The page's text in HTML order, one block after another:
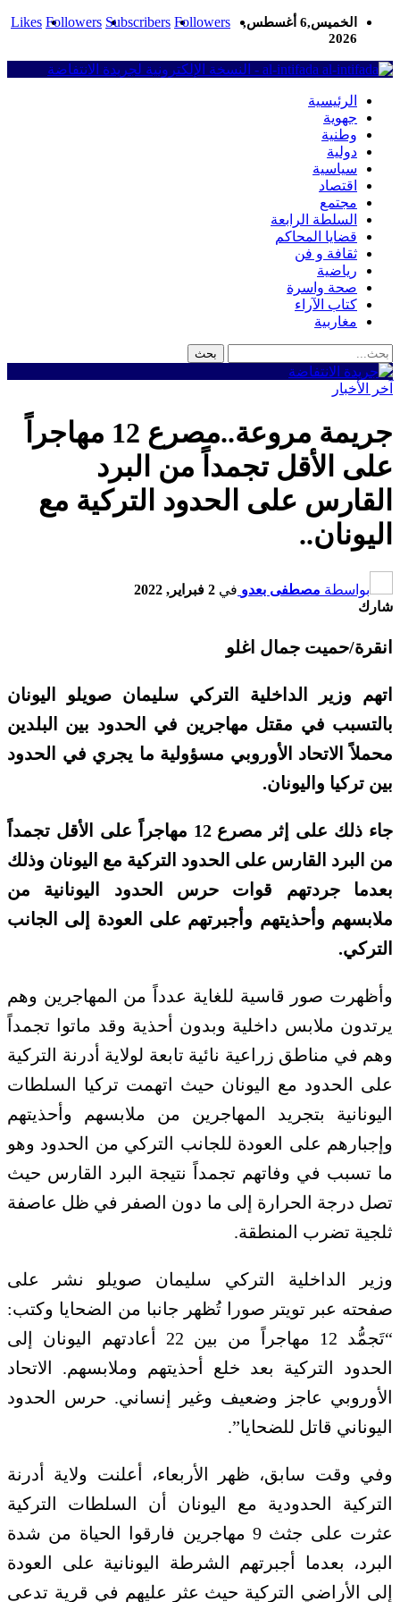
Likes Followers Subscribers Followers
الخميس,6 أغسطس,
2026
al-intifada - النسخة الإلكترونية لجريدة الانتفاضة
الرئيسية
جهوية
وطنية
دولية
سياسية
اقتصاد
مجتمع
السلطة الرابعة
قضايا المحاكم
ثقافة و فن
رياضية
صحة واسرة
كتاب الآراء
مغاربية
آخر الأخبار
جريمة مروعة..مصرع 12 مهاجراً
على الأقل تجمداً من البرد
القارس على الحدود التركية مع
اليونان..
بواسطة مصطفى بعدو في 2 فبراير, 2022
شارك
انقرة/حميت جمال اغلو
اتهم وزير الداخلية التركي سليمان صويلو اليونان
بالتسبب في مقتل مهاجرين في الحدود بين البلدين
محملاً الاتحاد الأوروبي مسؤولية ما يجري في الحدود
بين تركيا واليونان.
جاء ذلك على إثر مصرع 12 مهاجراً على الأقل تجمداً
من البرد القارس على الحدود التركية مع اليونان وذلك
بعدما جردتهم قوات حرس الحدود اليونانية من
ملابسهم وأحذيتهم وأجبرتهم على العودة إلى الجانب
التركي.
وأظهرت صور قاسية للغاية عدداً من المهاجرين وهم
يرتدون ملابس داخلية وبدون أحذية وقد ماتوا تجمداً
وهم في مناطق زراعية نائية تابعة لولاية أدرنة التركية
على الحدود مع اليونان حيث اتهمت تركيا السلطات
اليونانية بتجريد المهاجرين من ملابسهم وأحذيتهم
وإجبارهم على العودة للجانب التركي من الحدود وهو
ما تسبب في وفاتهم تجمداً نتيجة البرد القارس حيث
تصل درجة الحرارة إلى ما دون الصفر في ظل عاصفة
ثلجية تضرب المنطقة.
وزير الداخلية التركي سليمان صويلو نشر على
صفحته عبر تويتر صورا تُظهر جانبا من الضحايا وكتب:
“تَجمُّد 12 مهاجراً من بين 22 أعادتهم اليونان إلى
الحدود التركية بعد خلع أحذيتهم وملابسهم. الاتحاد
الأوروبي عاجز وضعيف وغير إنساني. حرس الحدود
اليوناني قاتل للضحايا”.
وفي وقت سابق، ظهر الأربعاء، أعلنت ولاية أدرنة
التركية الحدودية مع اليونان أن السلطات التركية
عثرت على جثث 9 مهاجرين فارقوا الحياة من شدة
البرد، بعدما أجبرتهم الشرطة اليونانية على العودة
إلى الأراضي التركية حيث عثر عليهم في قرية تدعى